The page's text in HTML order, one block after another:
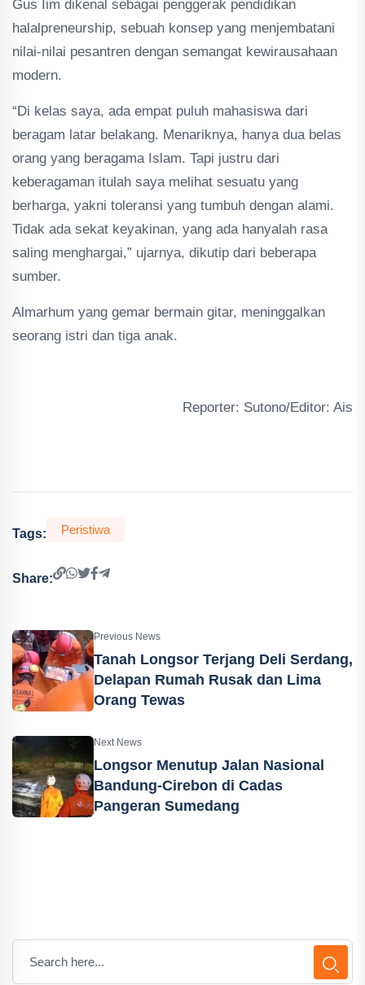
Gus Iim dikenal sebagai penggerak pendidikan
halalpreneurship, sebuah konsep yang menjembatani
nilai-nilai pesantren dengan semangat kewirausahaan
modern.
“Di kelas saya, ada empat puluh mahasiswa dari
beragam latar belakang. Menariknya, hanya dua belas
orang yang beragama Islam. Tapi justru dari
keberagaman itulah saya melihat sesuatu yang
berharga, yakni toleransi yang tumbuh dengan alami.
Tidak ada sekat keyakinan, yang ada hanyalah rasa
saling menghargai,” ujarnya, dikutip dari beberapa
sumber.
Almarhum yang gemar bermain gitar, meninggalkan
seorang istri dan tiga anak.
Reporter: Sutono/Editor: Ais
Tags: Peristiwa
Share:
Previous News
Tanah Longsor Terjang Deli Serdang,
Delapan Rumah Rusak dan Lima
Orang Tewas
Next News
Longsor Menutup Jalan Nasional
Bandung-Cirebon di Cadas
Pangeran Sumedang